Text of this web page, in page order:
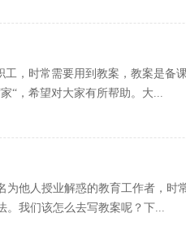
工，时常需要用到教案，教案是
“，希望对大家有所帮助。大...
为他人授业解惑的教育工作者，
。我们该怎么去写教案呢？下...